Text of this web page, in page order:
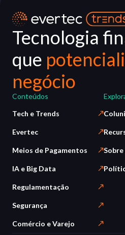
Tecnologia
que
negócio
Conteúdos
Tech e Trends
Evertec
Meios de Pagamentos
IA e Big Data
Regulamentação
Segurança
Comércio e Varejo
Sobre